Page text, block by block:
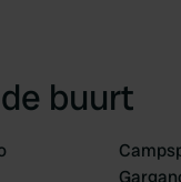
buurt
Boek